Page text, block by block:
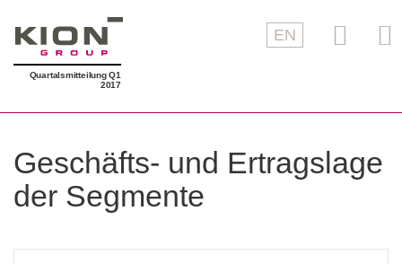
Quartalsmitteilung Q1
2017
EN
Geschäfts- und Ertragslage
der Segmente